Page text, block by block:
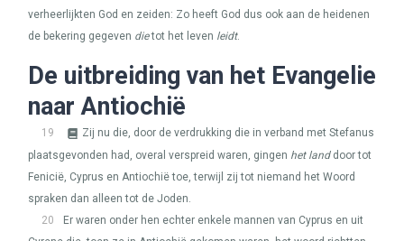
verheerlijkten God en zeiden: Zo heeft God dus ook aan de heidenen
de bekering gegeven dietot het leven leidt.
De uitbreiding van het Evangelie
naar Antiochië
19
Zij nu die, door de verdrukking die in verband met Stefanus
plaatsgevonden had, overal verspreid waren, gingen het landdoor tot
Fenicië, Cyprus en Antiochië toe, terwijl zij tot niemand het Woord
spraken dan alleen tot de Joden.
20
Er waren onder hen echter enkele mannen van Cyprus en uit